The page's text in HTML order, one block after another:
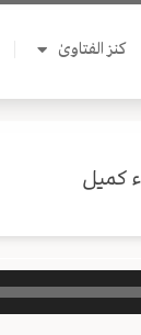
كنز الفتاوىٰ
كميل